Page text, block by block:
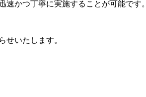
かつ丁寧に実施することが可能です。
せいたします。